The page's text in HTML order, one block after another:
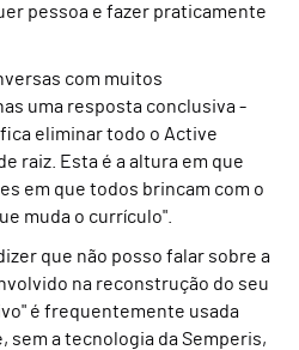
pessoa e fazer praticamente
com muitos
uma resposta conclusiva -
eliminar todo o Active
raiz. Esta é a altura em que
em que todos brincam com o
muda o currículo".
que não posso falar sobre a
na reconstrução do seu
é frequentemente usada
sem a tecnologia da Semperis,